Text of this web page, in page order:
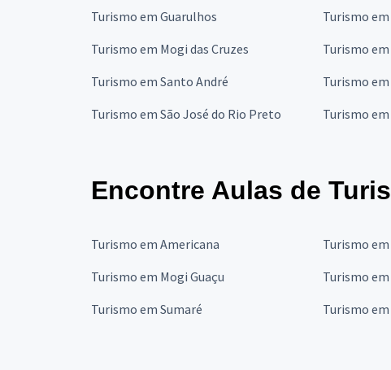
Turismo em Guarulhos
Turismo
Turismo em Mogi das Cruzes
Turismo em
Turismo em Santo André
Turismo
Turismo em São José do Rio Preto
Turismo em
Encontre Aulas de
Turismo em Americana Turismo
Turismo em Mogi Guaçu
Turismo
Turismo em Sumaré
Turismo